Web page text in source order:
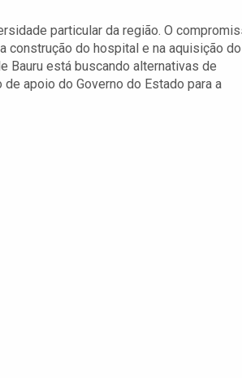
particular da região. O
construção do hospital e na aquisição
Bauru está buscando alternativas de
apoio do Governo do Estado para a